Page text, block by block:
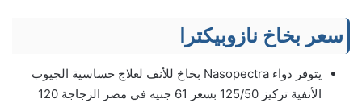
سعر بخاخ نازوبيكترا
يتوفر دواء Nasopectra بخاخ للأنف لعلاج حساسية الجيوب
الأنفية تركيز 125/50 بسعر 61 جنيه في مصر الزجاجة 120